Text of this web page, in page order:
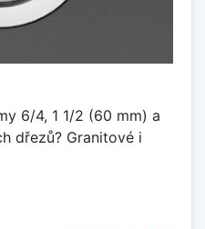
6/4, 1 1/2 (60 mm) a
dřezů? Granitové i